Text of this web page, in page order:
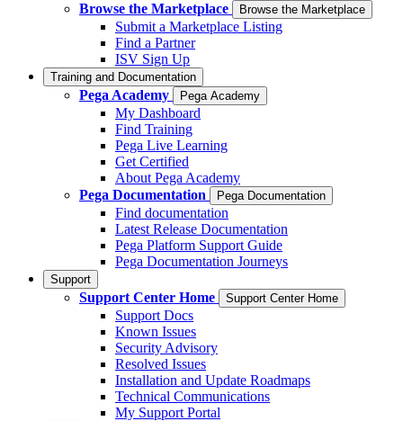
Browse the Marketplace
Browse the Marketplace
Submit a Marketplace Listing
Find a Partner
ISV Sign Up
Training and Documentation
Pega Academy Pega Academy
My Dashboard
Find Training
Pega Live Learning
Get Certified
About Pega Academy
Pega Documentation
Pega Documentation
Find documentation
Latest Release Documentation
Pega Platform Support Guide
Pega Documentation Journeys
Support
Support Center Home Support Center Home
Support Docs
Known Issues
Security Advisory
Resolved Issues
Installation and Update Roadmaps
Technical Communications
My Support Portal